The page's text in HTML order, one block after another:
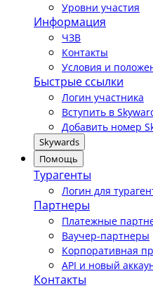
Уровни участия
Информация
ЧЗВ
Контакты
Условия и
Быстрые ссылки
Логин участника
Вступить в
Добавить номер
Skywards
Помощь
Турагенты
Логин для
Партнеры
Платежные
Ваучер-партнеры
Корпоративная
API и новый
Контакты